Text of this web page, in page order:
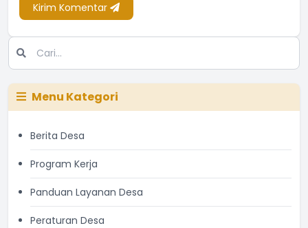
Kirim Komentar
Menu Kategori
Berita Desa
Program Kerja
Panduan Layanan Desa
Peraturan Desa